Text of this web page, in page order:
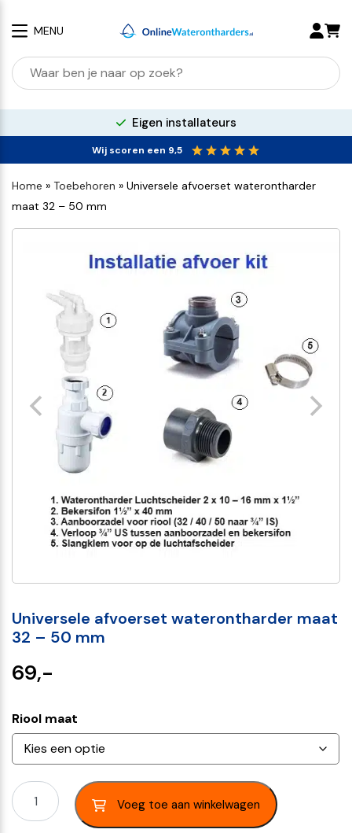
MENU
100% kalkvrij water
Wij scoren een 9,5
Home » Toebehoren » Universele afvoerset waterontharder
maat 32 – 50 mm
Universele afvoerset waterontharder maat
32 – 50 mm
69,-
Riool maat
Voeg toe aan winkelwagen